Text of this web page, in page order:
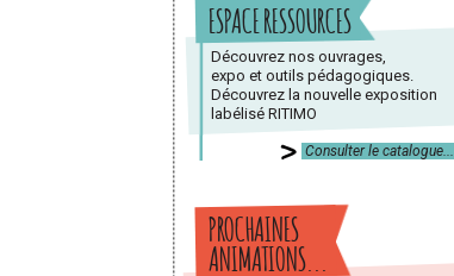
ESPACE RESSOURCES
Découvrez nos ouvrages,
expo et outils pédagogiques.
Découvrez la nouvelle exposition
labélisé RITIMO
Consulter le catalogue...
PROCHAINES
ANIMATIONS...